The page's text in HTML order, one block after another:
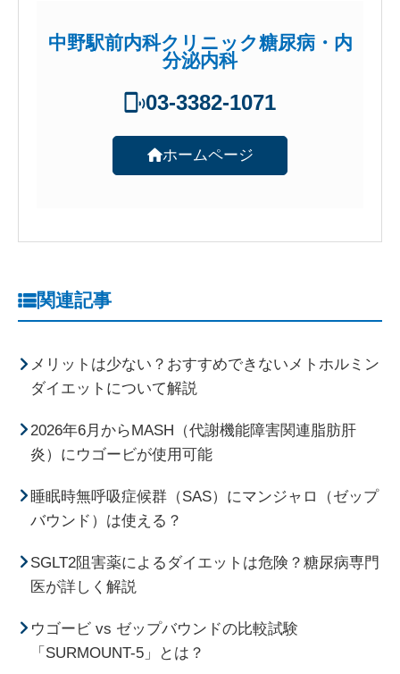
中野駅前内科クリニック糖尿病・内
分泌内科
03-3382-1071
ホームページ
関連記事
メリットは少ない？おすすめできないメトホルミン
ダイエットについて解説
2026年6月からMASH（代謝機能障害関連脂肪肝
炎）にウゴービが使用可能
睡眠時無呼吸症候群（SAS）にマンジャロ（ゼップ
バウンド）は使える？
SGLT2阻害薬によるダイエットは危険？糖尿病専門
医が詳しく解説
ウゴービ vs ゼップバウンドの比較試験
「SURMOUNT-5」とは？